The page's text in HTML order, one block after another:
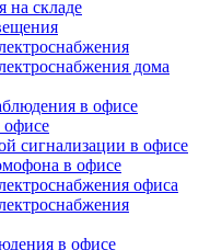
на складе
дома
в офисе
сигнализации в офисе
в офисе
офиса
в офисе